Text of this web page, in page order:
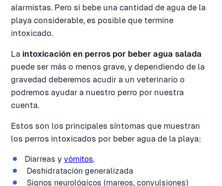
alarmistas. Pero si bebe una cantidad de agua de la
playa considerable, es posible que termine
intoxicado.
La intoxicación en perros por beber agua salada
puede ser más o menos grave, y dependiendo de la
gravedad deberemos acudir a un veterinario o
podremos ayudar a nuestro perro por nuestra
cuenta.
Estos son los principales síntomas que muestran
los perros intoxicados por beber agua de la playa:
Diarreas y vómitos.
Deshidratación generalizada
Signos neurológicos (mareos, convulsiones)